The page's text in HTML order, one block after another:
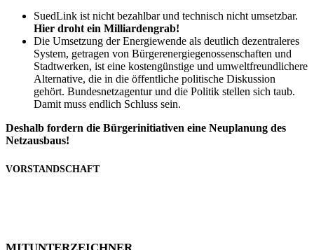
Sued­Link ist nicht bezahl­bar und tech­nisch nicht umsetzbar.
Hier droht ein Mil­li­ar­den­grab!
Die Umset­zung der Ener­gie­wen­de als deut­lich dezen­tra­le­res
Sys­tem, getra­gen von Bür­ger­en­er­gie­ge­nos­sen­schaf­ten und
Stadt­wer­ken, ist eine kos­ten­güns­ti­ge und umwelt­freund­li­che­re
Alter­na­ti­ve, die in die öffent­li­che poli­ti­sche Dis­kus­si­on
gehört. Bun­des­netz­agen­tur und die Poli­tik stel­len sich taub.
Damit muss end­lich Schluss sein.
Des­halb for­dern die Bür­ger­initia­ti­ven eine Neu­pla­nung des
Netz­aus­baus!
VORSTANDSCHAFT
MITUNTERZEICHNER